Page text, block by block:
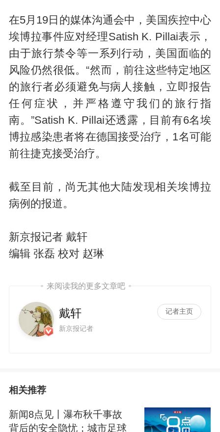
在5月19日的媒体沟通会中，美国疾控中心
埃博拉事件应对经理Satish K. Pillai表示，
由于旅行禁令等一系列行动，美国面临的
风险仍然很低。“然而，前往这些特定地区
的旅行者必须避免与病人接触，立即报告
任何症状，并严格遵守我们的旅行指
南。”Satish K. Pillai还透露，目前有6名埃
博拉感染患者将在德国接受治疗，1名可能
前往捷克接受治疗。
截至目前，尚无其他大陆发现相关埃博拉
病例的报道。
新京报记者 戴轩
编辑 张磊 校对 赵琳
来阅读我的更多文章吧
戴轩
新京报记者
记者主页
相关推荐
新闻8点见丨瀑布秋千事故
背后的安全隐忧；城市足球